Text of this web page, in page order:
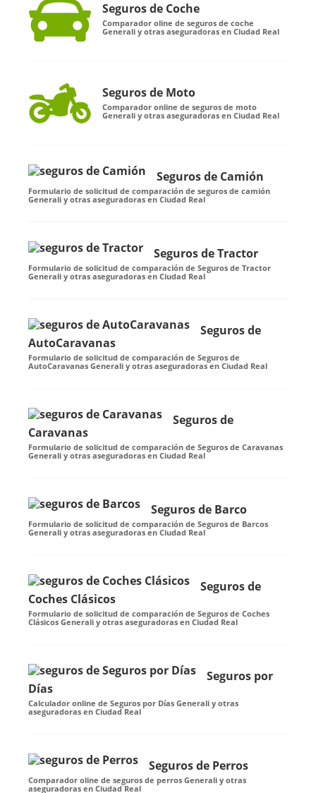
Seguros de Coche
Comparador oline de seguros de coche
Generali y otras aseguradoras en Ciudad Real
Seguros de Moto
Comparador online de seguros de moto
Generali y otras aseguradoras en Ciudad Real
Seguros de Camión
Formulario de solicitud de comparación de seguros de camión
Generali y otras aseguradoras en Ciudad Real
Seguros de Tractor
Formulario de solicitud de comparación de Seguros de Tractor
Generali y otras aseguradoras en Ciudad Real
Seguros de
AutoCaravanas
Formulario de solicitud de comparación de Seguros de
AutoCaravanas Generali y otras aseguradoras en Ciudad Real
Seguros de
Caravanas
Formulario de solicitud de comparación de Seguros de Caravanas
Generali y otras aseguradoras en Ciudad Real
Seguros de Barco
Formulario de solicitud de comparación de Seguros de Barcos
Generali y otras aseguradoras en Ciudad Real
Seguros de
Coches Clásicos
Formulario de solicitud de comparación de Seguros de Coches
Clásicos Generali y otras aseguradoras en Ciudad Real
Seguros por
Días
Calculador online de Seguros por Días Generali y otras
aseguradoras en Ciudad Real
Seguros de Perros
Comparador oline de seguros de perros Generali y otras
aseguradoras en Ciudad Real